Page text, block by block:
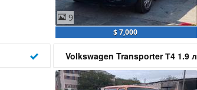
9
$ 7,000
Volkswagen Transporter Т4 1.9 л